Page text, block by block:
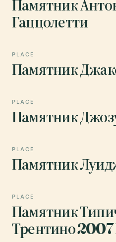
Памятник
Гаццолетти
PLACE
Памятник
PLACE
Памятник
PLACE
Памятник
PLACE
Памятник
Трентино 2007